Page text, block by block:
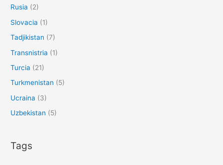
Rusia (2)
Slovacia (1)
Tadjikistan (7)
Transnistria (1)
Turcia (21)
Turkmenistan (5)
Ucraina (3)
Uzbekistan (5)
Tags